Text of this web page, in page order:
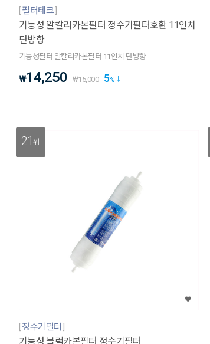
필터테크
기능성 알칼리카본필터 정수기필터호환 11인치
단방향
기능성필터 알칼리카본필터 11인치 단방향
₩14,250 ₩15,000 5%
21위
정수기필터
기능성 블럭카본필터 정수기필터